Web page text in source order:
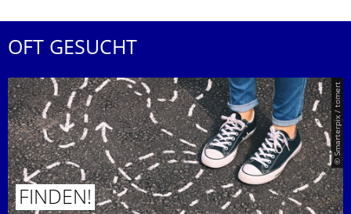
OFT GESUCHT
© Smarterpix / tomert
FINDEN!